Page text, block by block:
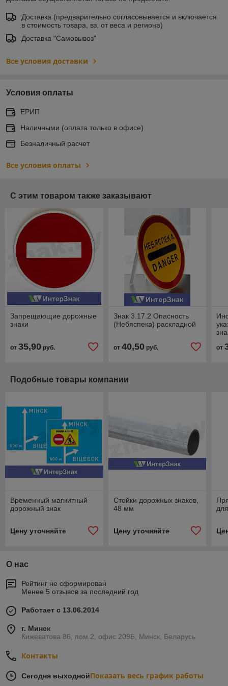
Доставка (предварительно согласовывается и включается
в стоимость товара, вз. от веса и региона)
Доставка "Самовывоз"
Все условия доставки
Условия оплаты
ЕРИП
Наличными (оплата только в офисе)
Безналичный расчет
Все условия оплаты
С этим товаром также заказывают
Запрещающие дорожные
знаки
от 35,90 руб.
Знак 3.17.2 Опасность
(Небяспека) раскладной
от 40,50руб. от
Подобные товары компании
Временный магнитный
дорожный знак
Цену уточняйте
Стойки дорожных знаков,
48 мм
Цену уточняйте
О нас
Рейтинг не сформирован
Менее 5 отзывов за последний год
Работает с 13.06.2014
г. Минск
Кижеватова 86, пом.2, офис 209Б, Минск, Беларусь
Контакты
Сегодня выходнойПоказать весь график работы